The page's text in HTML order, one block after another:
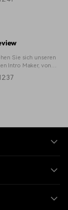
Sie sich unseren
Intro Maker, von
finden Sie das